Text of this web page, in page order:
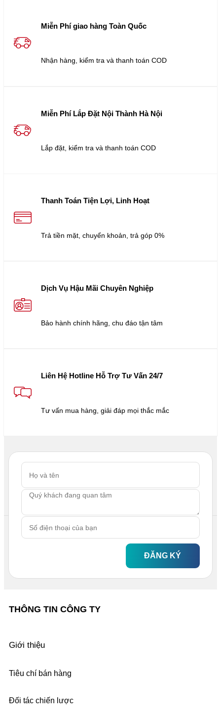
Miễn Phí giao hàng Toàn Quốc
Nhận hàng, kiểm tra và thanh toán COD
Miễn Phí Lắp Đặt Nội Thành Hà Nội
Lắp đặt, kiểm tra và thanh toán COD
Thanh Toán Tiện Lợi, Linh Hoạt
Trả tiền mặt, chuyển khoản, trả góp 0%
Dịch Vụ Hậu Mãi Chuyên Nghiệp
Bảo hành chính hãng, chu đáo tận tâm
Liên Hệ Hotline Hỗ Trợ Tư Vấn 24/7
Tư vấn mua hàng, giải đáp mọi thắc mắc
ĐĂNG KÝ
THÔNG TIN CÔNG TY
Giới thiệu
Tiêu chí bán hàng
Đối tác chiến lược